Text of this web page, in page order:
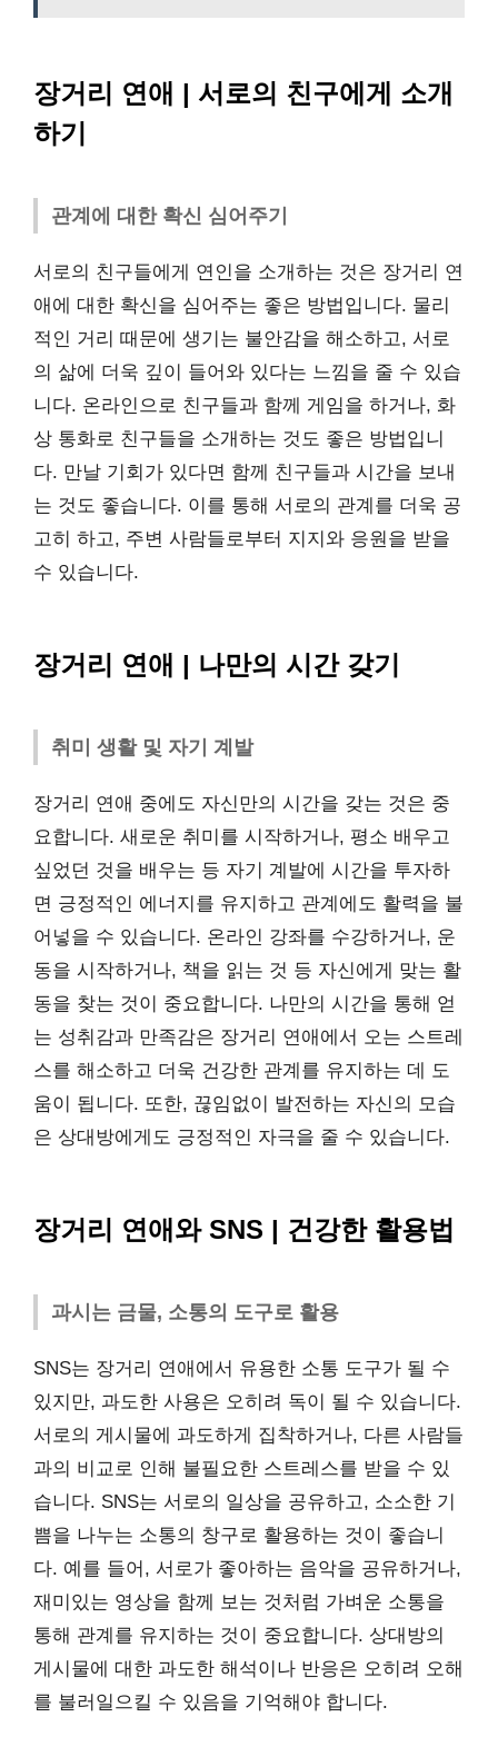
장거리 연애 | 서로의 친구에게 소개
하기
관계에 대한 확신 심어주기
서로의 친구들에게 연인을 소개하는 것은 장거리 연
애에 대한 확신을 심어주는 좋은 방법입니다. 물리
적인 거리 때문에 생기는 불안감을 해소하고, 서로
의 삶에 더욱 깊이 들어와 있다는 느낌을 줄 수 있습
니다. 온라인으로 친구들과 함께 게임을 하거나, 화
상 통화로 친구들을 소개하는 것도 좋은 방법입니
다. 만날 기회가 있다면 함께 친구들과 시간을 보내
는 것도 좋습니다. 이를 통해 서로의 관계를 더욱 공
고히 하고, 주변 사람들로부터 지지와 응원을 받을
수 있습니다.
장거리 연애 | 나만의 시간 갖기
취미 생활 및 자기 계발
장거리 연애 중에도 자신만의 시간을 갖는 것은 중
요합니다. 새로운 취미를 시작하거나, 평소 배우고
싶었던 것을 배우는 등 자기 계발에 시간을 투자하
면 긍정적인 에너지를 유지하고 관계에도 활력을 불
어넣을 수 있습니다. 온라인 강좌를 수강하거나, 운
동을 시작하거나, 책을 읽는 것 등 자신에게 맞는 활
동을 찾는 것이 중요합니다. 나만의 시간을 통해 얻
는 성취감과 만족감은 장거리 연애에서 오는 스트레
스를 해소하고 더욱 건강한 관계를 유지하는 데 도
움이 됩니다. 또한, 끊임없이 발전하는 자신의 모습
은 상대방에게도 긍정적인 자극을 줄 수 있습니다.
장거리 연애와 SNS | 건강한 활용법
과시는 금물, 소통의 도구로 활용
SNS는 장거리 연애에서 유용한 소통 도구가 될 수
있지만, 과도한 사용은 오히려 독이 될 수 있습니다.
서로의 게시물에 과도하게 집착하거나, 다른 사람들
과의 비교로 인해 불필요한 스트레스를 받을 수 있
습니다. SNS는 서로의 일상을 공유하고, 소소한 기
쁨을 나누는 소통의 창구로 활용하는 것이 좋습니
다. 예를 들어, 서로가 좋아하는 음악을 공유하거나,
재미있는 영상을 함께 보는 것처럼 가벼운 소통을
통해 관계를 유지하는 것이 중요합니다. 상대방의
게시물에 대한 과도한 해석이나 반응은 오히려 오해
를 불러일으킬 수 있음을 기억해야 합니다.